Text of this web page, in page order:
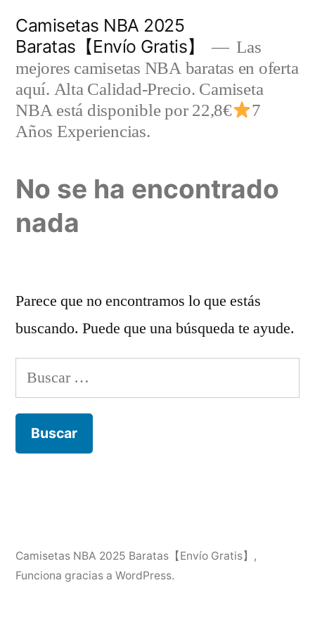
contenido
Camisetas NBA 2025
Baratas【Envío Gratis】
Las
mejores camisetas NBA baratas en oferta
aquí. Alta Calidad-Precio. Camiseta
NBA está disponible por 22,8€
7
Años Experiencias.
No se ha encontrado
nada
Parece que no encontramos lo que estás
buscando. Puede que una búsqueda te ayude.
Buscar:
Camisetas NBA 2025 Baratas【Envío Gratis】
,
Funciona gracias a WordPress.